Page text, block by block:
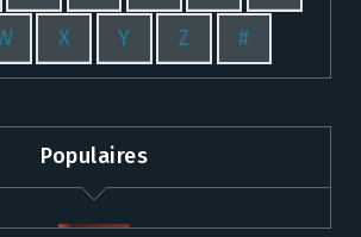
X Y Z #
Populaires